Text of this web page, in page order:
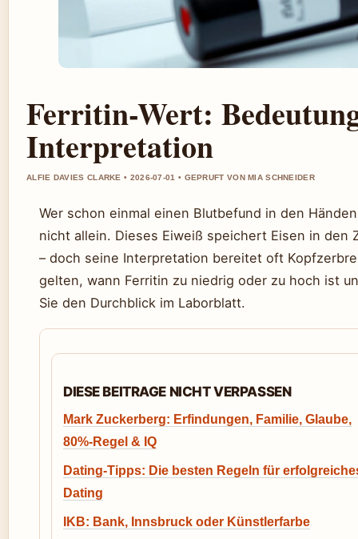
Ferritin-Wert:
Interpretation
ALFIE DAVIES CLARKE • 2026-07-01 • GEPRUFT VON MIA SCHNEIDER
Wer schon einmal einen Blutbefund in den
nicht allein. Dieses Eiweiß speichert Eisen in
– doch seine Interpretation bereitet oft
gelten, wann Ferritin zu niedrig oder zu hoch ist
Sie den Durchblick im Laborblatt.
DIESE BEITRAGE NICHT VERPASSEN
Mark Zuckerberg: Erfindungen, Familie, Glaube,
80%-Regel & IQ
Dating-Tipps: Die besten Regeln für
Dating
IKB: Bank, Innsbruck oder Künstlerfarbe